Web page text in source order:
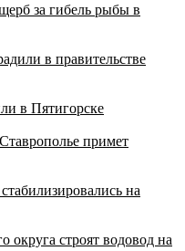
за гибель рыбы в
в правительстве
в Пятигорске
примет
на
округа строят водовод на